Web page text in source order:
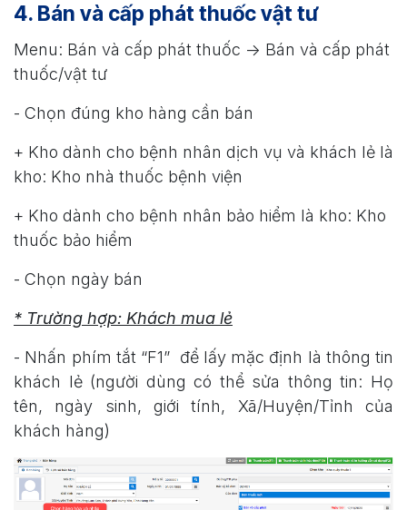
4. Bán và cấp phát thuốc vật tư
Menu: Bán và cấp phát thuốc -> Bán và cấp phát
thuốc/vật tư
- Chọn đúng kho hàng cần bán
+ Kho dành cho bệnh nhân dịch vụ và khách lẻ là
kho: Kho nhà thuốc bệnh viện
+ Kho dành cho bệnh nhân bảo hiểm là kho: Kho
thuốc bảo hiểm
- Chọn ngày bán
* Trường hợp: Khách mua lẻ
- Nhấn phím tắt “F1” để lấy mặc định là thông tin
khách lẻ (người dùng có thể sửa thông tin: Họ
tên, ngày sinh, giới tính, Xã/Huyện/Tỉnh của
khách hàng)